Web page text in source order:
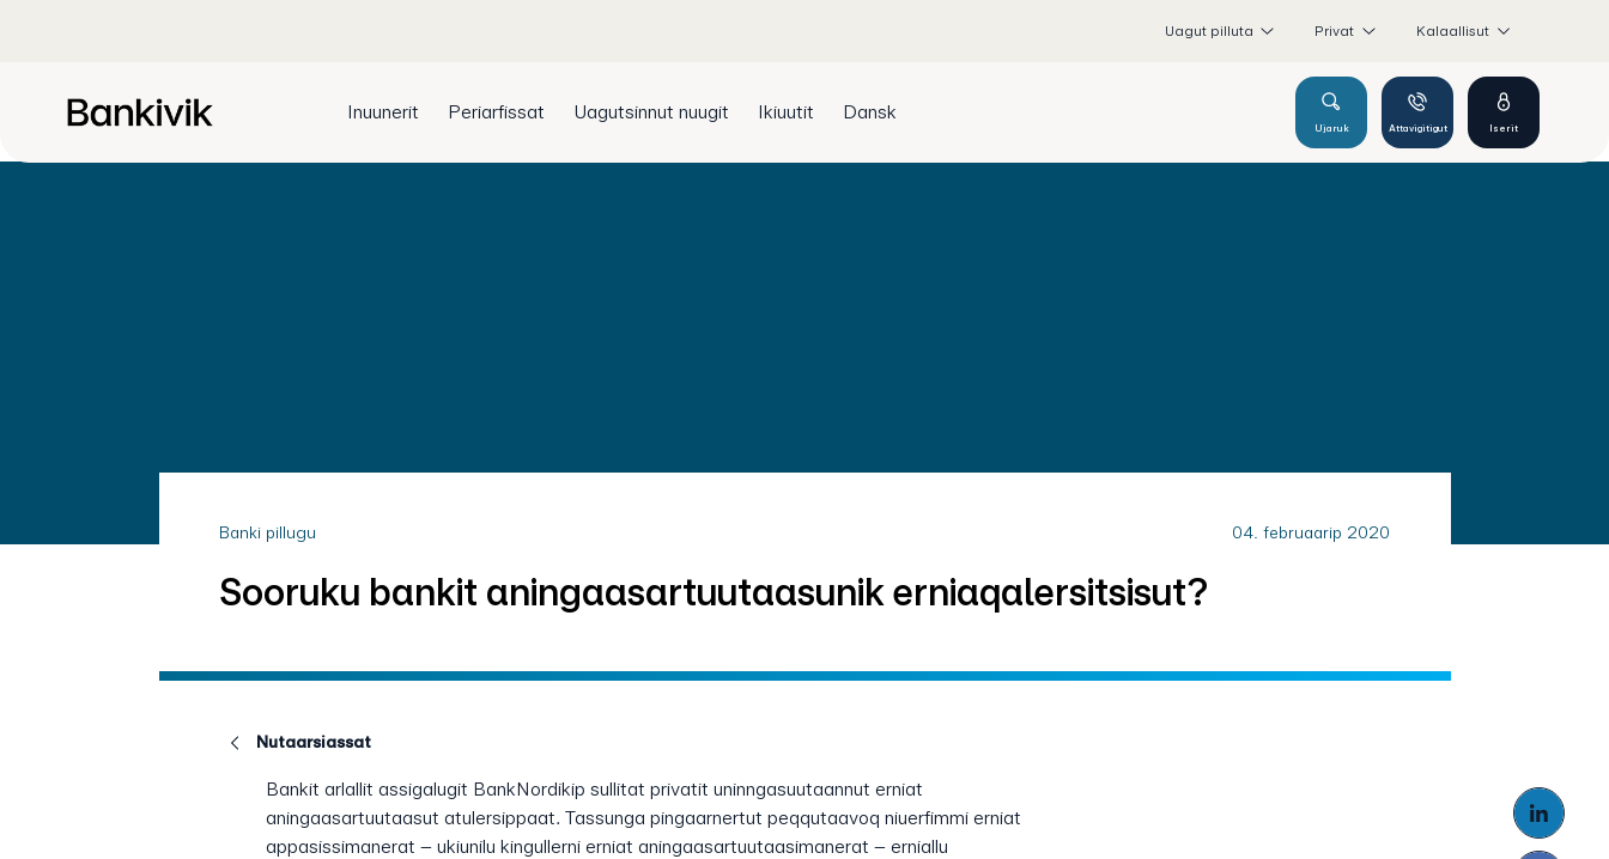
Uagut pilluta Privat Kalaallisut
Inuunerit Periarfissat Uagutsinnut nuugit Ikiuutit Dansk
Ujaruk Attavigitigut Iserit
Banki pillugu
Sooruku bankit aningaasartuutaasunik erniaqalersitsisut?
04. februaarip 2020
Nutaarsiassat
Bankit arlallit assigalugit BankNordikip sullitat privatit uninngasuutaannut erniat
aningaasartuutaasut atulersippaat. Tassunga pingaarnertut peqqutaavoq niuerfimmi erniat
appasissimanerat – ukiunilu kingullerni erniat aningaasartuutaasimanerat – erniallu